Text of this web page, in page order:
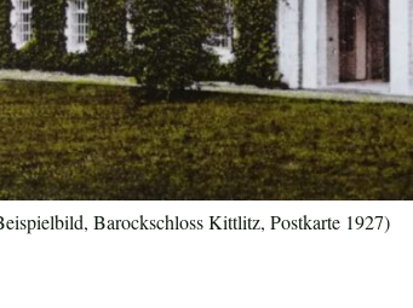
Barockschloss Kittlitz, Postkarte 1927)